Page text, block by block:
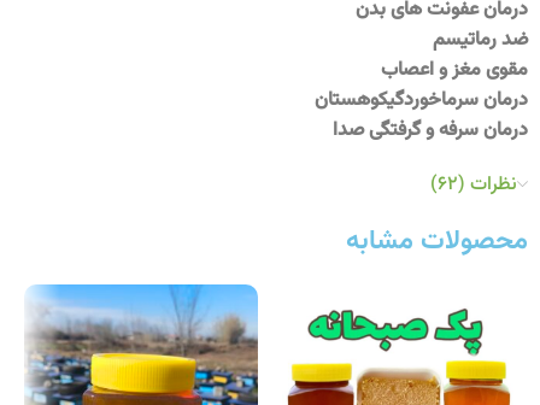
درمان عفونت های بدن
ضد رماتیسم
مقوی مغز و اعصاب
درمان سرماخوردگیکوهستان
درمان سرفه و گرفتگی صدا
نظرات (62)
محصولات مشابه